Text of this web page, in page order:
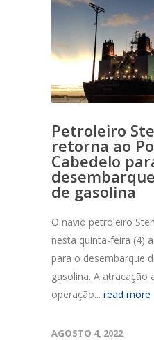
Petroleiro
retorna ao
Cabedelo
de gasolina
O navio petroleiro
nesta quinta-feira (4)
para o desembarque
gasolina. A atracação
operação... read
AGOSTO 4, 2022